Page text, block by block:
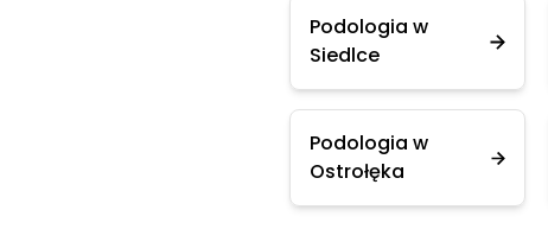
Podologia w
Siedlce
Podologia w
Ostrołęka